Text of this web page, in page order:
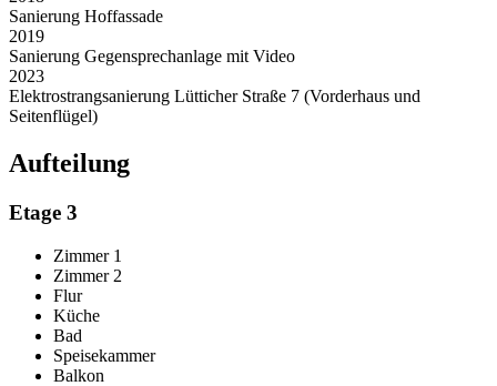
Sanierung Hoffassade
2019
Sanierung Gegensprechanlage mit Video
2023
Elektrostrangsanierung Lütticher Straße 7 (Vorderhaus und
Seitenflügel)
Aufteilung
Etage 3
Zimmer 1
Zimmer 2
Flur
Küche
Bad
Speisekammer
Balkon